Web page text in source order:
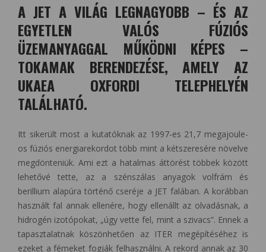
A JET A VILÁG LEGNAGYOBB – ÉS AZ
EGYETLEN VALÓS FÚZIÓS
ÜZEMANYAGGAL MŰKÖDNI KÉPES –
TOKAMAK BERENDEZÉSE, AMELY AZ
UKAEA OXFORDI TELEPHELYÉN
TALÁLHATÓ.
Itt sikerült most a kutatóknak az 1997-es 21,7 megajoule-
os fúziós energiarekordot több mint a kétszeresére növelve
megdönteniük. Ami ezt a hatalmas áttörést többek között
lehetővé tette, az a szénszálas anyagok volfrám és
berillium alapúra történő cseréje a JET falában. A korábban
használt fal annak ellenére, hogy ellenállt az olvadásnak, a
hidrogén izotópokat, „úgy vette fel, mint a szivacs”. Ennek a
tapasztalatnak köszönhetően az ITER megépítéséhez is
ezeket a fémeket fogják felhasználni. A rekord annak az 30